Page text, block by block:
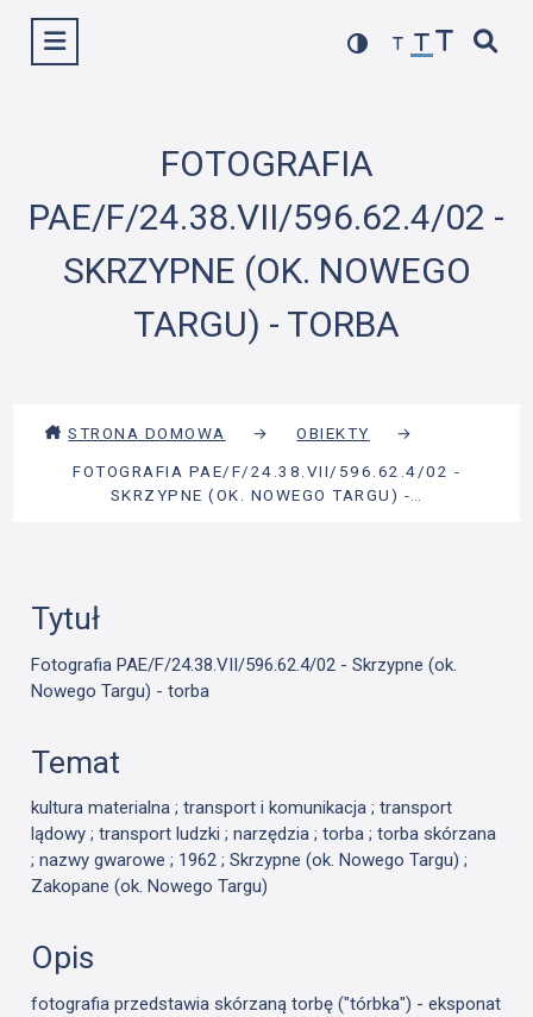
Wyświetl menu
FOTOGRAFIA
PAE/F/24.38.VII/596.62.4/02 -
SKRZYPNE (OK. NOWEGO
TARGU) - TORBA
STRONA DOMOWA → OBIEKTY
→
FOTOGRAFIA PAE/F/24.38.VII/596.62.4/02 -
SKRZYPNE (OK. NOWEGO TARGU) -…
Tytuł
Fotografia PAE/F/24.38.VII/596.62.4/02 - Skrzypne (ok.
Nowego Targu) - torba
Temat
kultura materialna ; transport i komunikacja ; transport
lądowy ; transport ludzki ; narzędzia ; torba ; torba skórzana
; nazwy gwarowe ; 1962 ; Skrzypne (ok. Nowego Targu) ;
Zakopane (ok. Nowego Targu)
Opis
fotografia przedstawia skórzaną torbę ("tórbka") - eksponat